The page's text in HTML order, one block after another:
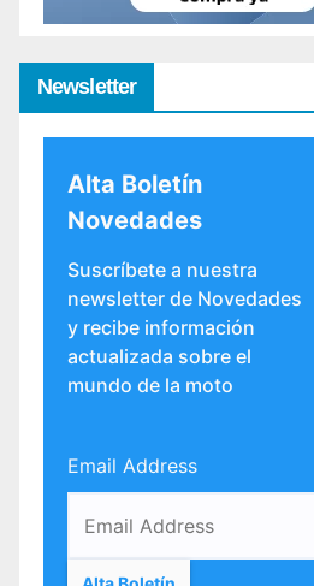
Newsletter
Alta Boletín
Novedades
Suscríbete a nuestra
newsletter de Novedades
y recibe información
actualizada sobre el
mundo de la moto
Email Address